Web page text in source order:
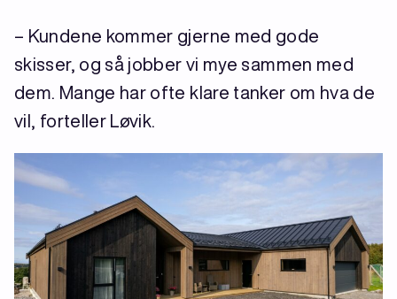
– Kundene kommer gjerne med gode
skisser, og så jobber vi mye sammen med
dem. Mange har ofte klare tanker om hva de
vil, forteller Løvik.